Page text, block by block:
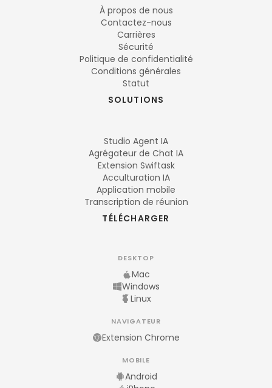
À propos de nous
Contactez-nous
Carrières
Sécurité
Politique de confidentialité
Conditions générales
Statut
SOLUTIONS
Studio Agent IA
Agrégateur de Chat IA
Extension Swiftask
Acculturation IA
Application mobile
Transcription de réunion
TÉLÉCHARGER
DESKTOP
Mac
Windows
Linux
NAVIGATEUR
Extension Chrome
MOBILE
Android